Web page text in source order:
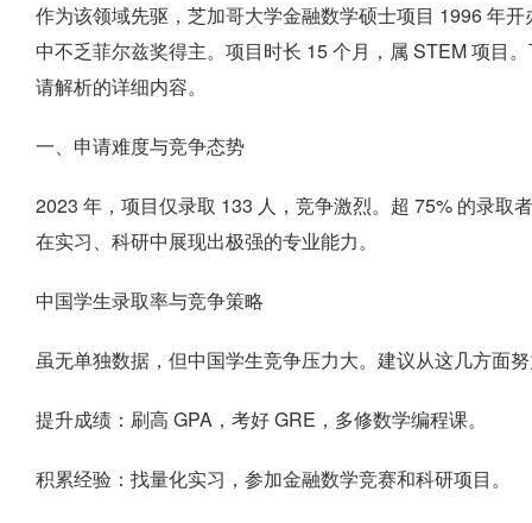
作为该领域先驱，芝加哥大学金融数学硕士项目 1996 年
中不乏菲尔兹奖得主。项目时长 15 个月，属 STEM 项目
请解析的详细内容。
一、申请难度与竞争态势
2023 年，项目仅录取 133 人，竞争激烈。超 75% 的录取
在实习、科研中展现出极强的专业能力。
中国学生录取率与竞争策略
虽无单独数据，但中国学生竞争压力大。建议从这几方面
提升成绩：刷高 GPA，考好 GRE，多修数学编程课。
积累经验：找量化实习，参加金融数学竞赛和科研项目。